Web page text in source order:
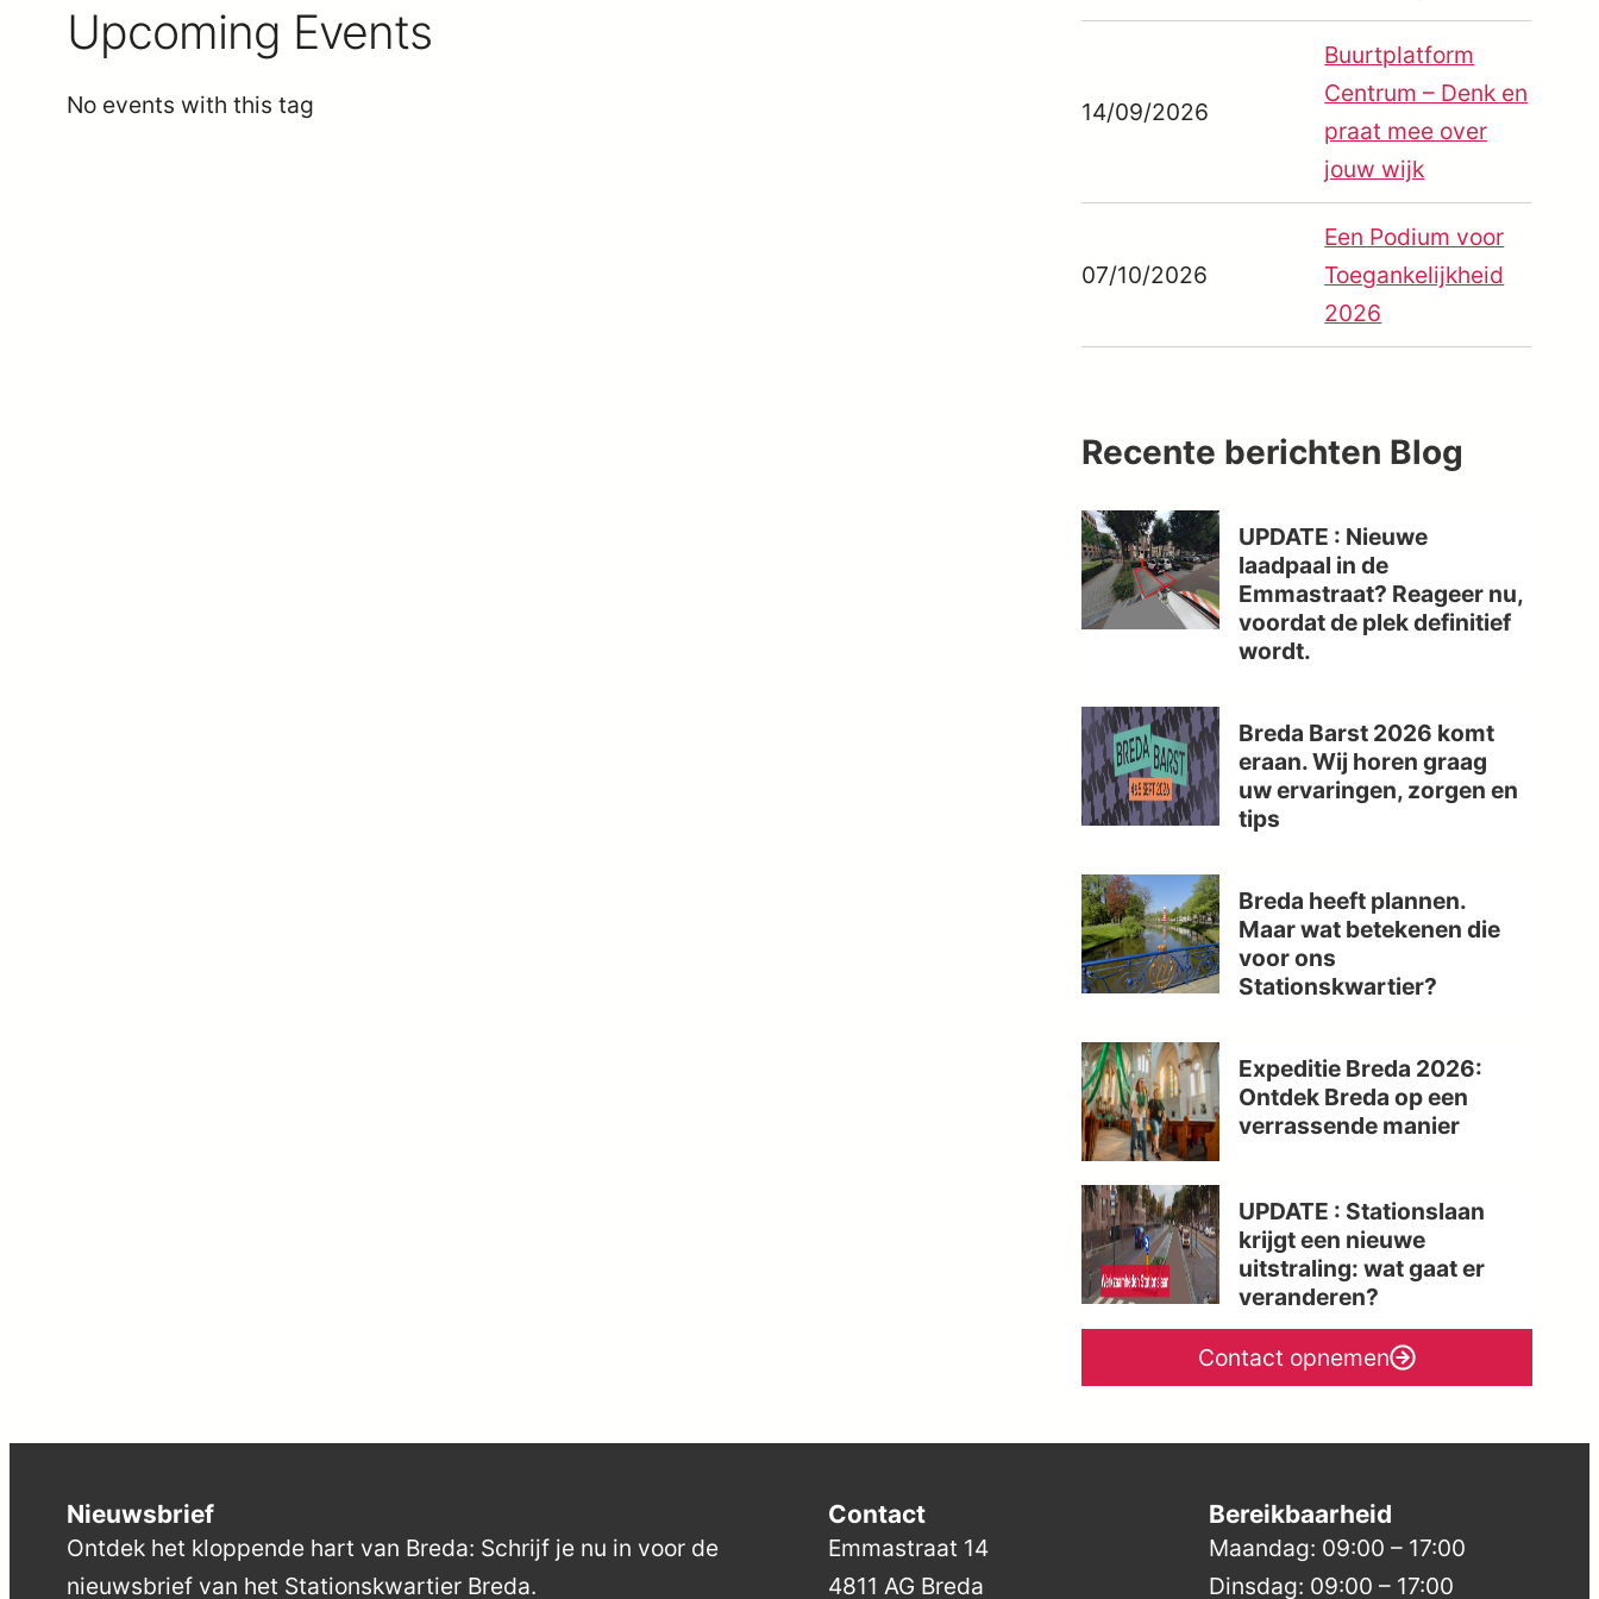
Upcoming Events
No events with this tag 14/09/2026
Buurtplatform
Centrum – Denk en
praat mee over
jouw wijk
07/10/2026
Een Podium voor
Toegankelijkheid
2026
Recente berichten Blog
UPDATE : Nieuwe
laadpaal in de
Emmastraat? Reageer nu,
voordat de plek definitief
wordt.
Breda Barst 2026 komt
eraan. Wij horen graag
uw ervaringen, zorgen en
tips
Breda heeft plannen.
Maar wat betekenen die
voor ons
Stationskwartier?
Expeditie Breda 2026:
Ontdek Breda op een
verrassende manier
UPDATE : Stationslaan
krijgt een nieuwe
uitstraling: wat gaat er
veranderen?
Contact opnemen
Nieuwsbrief
Ontdek het kloppende hart van Breda: Schrijf je nu in voor de
nieuwsbrief van het Stationskwartier Breda.
Contact
Emmastraat 14
4811 AG Breda
Bereikbaarheid
Maandag: 09:00 – 17:00
Dinsdag: 09:00 – 17:00